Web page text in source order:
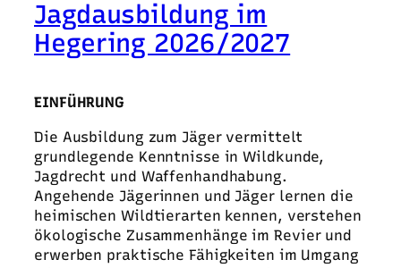
Jagdausbildung im
Hegering 2026/2027
EINFÜHRUNG
Die Ausbildung zum Jäger vermittelt
grundlegende Kenntnisse in Wildkunde,
Jagdrecht und Waffenhandhabung.
Angehende Jägerinnen und Jäger lernen die
heimischen Wildtierarten kennen, verstehen
ökologische Zusammenhänge im Revier und
erwerben praktische Fähigkeiten im Umgang